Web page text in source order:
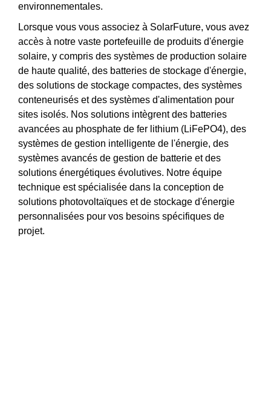
environnementales.
Lorsque vous vous associez à SolarFuture, vous avez
accès à notre vaste portefeuille de produits d'énergie
solaire, y compris des systèmes de production solaire
de haute qualité, des batteries de stockage d'énergie,
des solutions de stockage compactes, des systèmes
conteneurisés et des systèmes d'alimentation pour
sites isolés. Nos solutions intègrent des batteries
avancées au phosphate de fer lithium (LiFePO4), des
systèmes de gestion intelligente de l'énergie, des
systèmes avancés de gestion de batterie et des
solutions énergétiques évolutives. Notre équipe
technique est spécialisée dans la conception de
solutions photovoltaïques et de stockage d'énergie
personnalisées pour vos besoins spécifiques de
projet.